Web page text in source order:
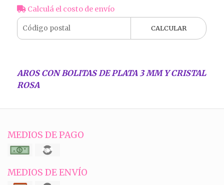
Calculá el costo de envío
CALCULAR
AROS CON BOLITAS DE PLATA 3 MM Y CRISTAL
ROSA
MEDIOS DE PAGO
MEDIOS DE ENVÍO